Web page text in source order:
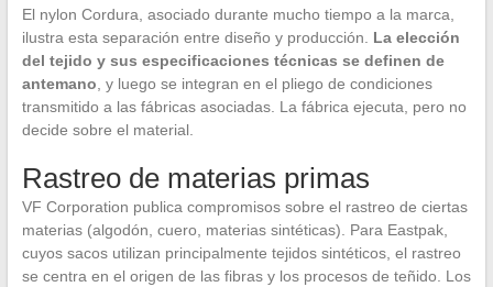
El nylon Cordura, asociado durante mucho tiempo a la marca,
ilustra esta separación entre diseño y producción. La elección
del tejido y sus especificaciones técnicas se definen de
antemano , y luego se integran en el pliego de condiciones
transmitido a las fábricas asociadas. La fábrica ejecuta, pero no
decide sobre el material.
Rastreo de materias primas
VF Corporation publica compromisos sobre el rastreo de ciertas
materias (algodón, cuero, materias sintéticas). Para Eastpak,
cuyos sacos utilizan principalmente tejidos sintéticos, el rastreo
se centra en el origen de las fibras y los procesos de teñido. Los